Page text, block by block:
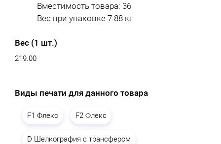
Вместимость товара: 36
Вес при упаковке 7.88 кг
Вес (1 шт.)
219.00
Виды печати для данного товара
F1 Флекс F2 Флекс
D Шелкография с трансфером